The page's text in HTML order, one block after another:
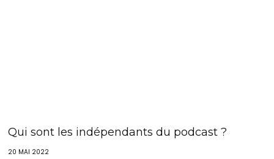
Qui sont les indépendants du podcast ?
20 MAI 2022